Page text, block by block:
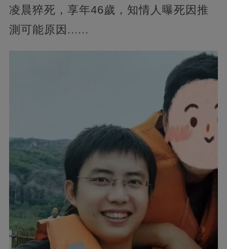
凌晨猝死，享年46歲，知情人曝死因推
測可能原因......